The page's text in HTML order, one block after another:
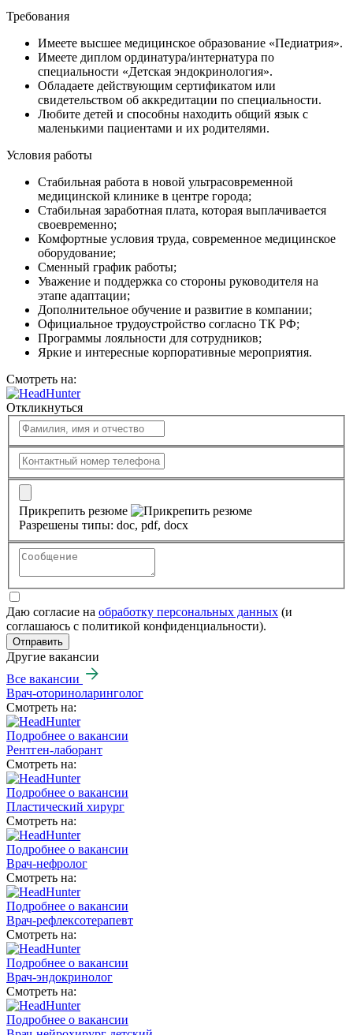
Требования
Имеете высшее медицинское образование «Педиатрия».
Имеете диплом ординатура/интернатура по
специальности «Детская эндокринология».
Обладаете действующим сертификатом или
свидетельством об аккредитации по специальности.
Любите детей и способны находить общий язык с
маленькими пациентами и их родителями.
Условия работы
Стабильная работа в новой ультрасовременной
медицинской клинике в центре города;
Стабильная заработная плата, которая выплачивается
своевременно;
Комфортные условия труда, современное медицинское
оборудование;
Сменный график работы;
Уважение и поддержка со стороны руководителя на
этапе адаптации;
Дополнительное обучение и развитие в компании;
Официальное трудоустройство согласно ТК РФ;
Программы лояльности для сотрудников;
Яркие и интересные корпоративные мероприятия.
Смотреть на:
Откликнуться
Прикрепить резюме
Разрешены типы: doc, pdf, docx
Даю согласие на обработку персональных данных (и
соглашаюсь с политикой конфиденциальности).
Отправить
Другие вакансии
Все вакансии
Врач-оториноларинголог
Смотреть на:
Подробнее о вакансии
Рентген-лаборант
Смотреть на:
Подробнее о вакансии
Пластический хирург
Смотреть на:
Подробнее о вакансии
Врач-нефролог
Смотреть на:
Подробнее о вакансии
Врач-рефлексотерапевт
Смотреть на:
Подробнее о вакансии
Врач-эндокринолог
Смотреть на:
Подробнее о вакансии